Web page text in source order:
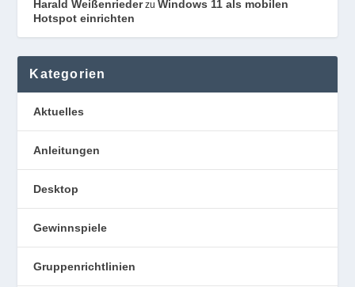
Harald WeißenriederzuWindows 11 als mobilen
Hotspot einrichten
Kategorien
Aktuelles
Anleitungen
Desktop
Gewinnspiele
Gruppenrichtlinien